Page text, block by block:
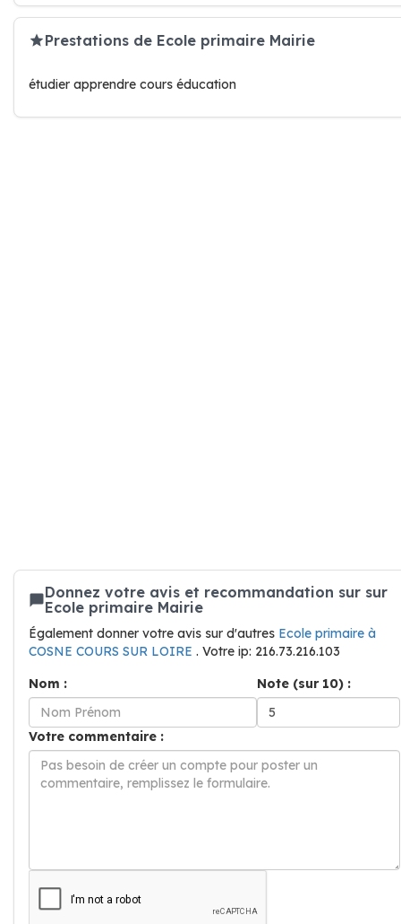
Prestations de Ecole primaire Mairie
étudier apprendre cours éducation
Donnez votre avis et recommandation sur sur
Ecole primaire Mairie
Également donner votre avis sur d'autres Ecole primaire à
COSNE COURS SUR LOIRE . Votre ip: 216.73.216.103
Nom :
Note (sur 10) :
Votre commentaire :